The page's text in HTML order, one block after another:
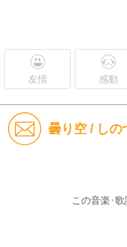
友情 感動
曇り空 / しの
この音楽･